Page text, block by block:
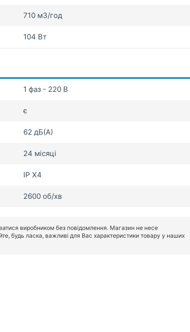
710 мЗ/год
104 Вт
1 фаз - 220 В
є
62 дБ(А)
24 місяці
IP X4
2600 об/хв
виробником без повідомлення. Магазин не несе
будь ласка, важливі для Вас характеристики товару у наших